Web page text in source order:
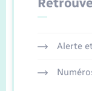
Alerte